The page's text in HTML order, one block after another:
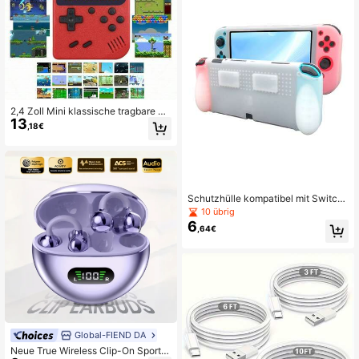
2,4 Zoll Mini klassische tragbare Ha
ndheld-Spielekonsole mit 400 inte
grierten Klassikerspielen, tragbarer
13 ,18€
Global-FIEND DA
Neue True Wireless Clip-On Sport-
Schutzhülle kompatibel mit Switch
OLED, stoßfest, staubdicht, kratzfes
t, rutschfest, ergonomischer Griff für
langfristigen Komfort und verbesser
10 übrig
6 ,64€